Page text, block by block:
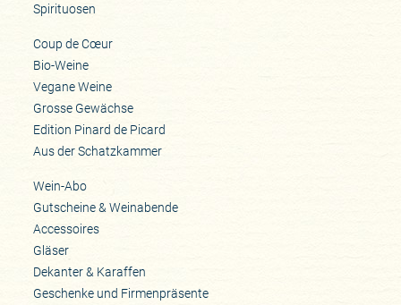
Spirituosen
Coup de Cœur
Bio-Weine
Vegane Weine
Grosse Gewächse
Edition Pinard de Picard
Aus der Schatzkammer
Wein-Abo
Gutscheine & Weinabende
Accessoires
Gläser
Dekanter & Karaffen
Geschenke und Firmenpräsente